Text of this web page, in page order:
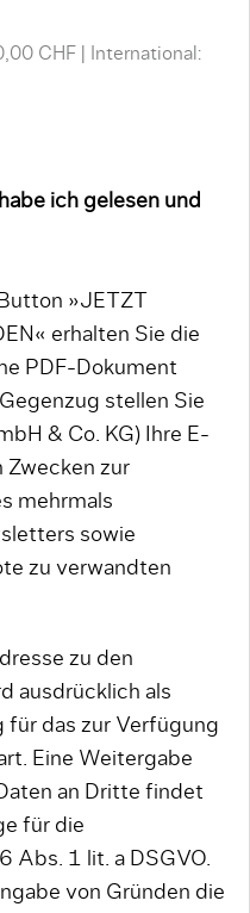
CHF
International:
ich gelesen und
»JETZT
erhalten Sie die
PDF-Dokument
stellen Sie
& Co. KG) Ihre E-
Zwecken zur
mehrmals
sowie
zu verwandten
zu den
ausdrücklich als
das zur Verfügung
Eine Weitergabe
an Dritte findet
für die
Abs. 1 lit. a DSGVO.
von Gründen die